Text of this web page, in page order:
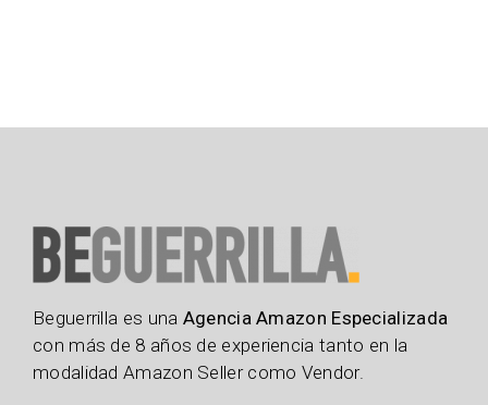
Beguerrilla es una Agencia Amazon Especializada
con más de 8 años de experiencia tanto en la
modalidad Amazon Seller como Vendor.